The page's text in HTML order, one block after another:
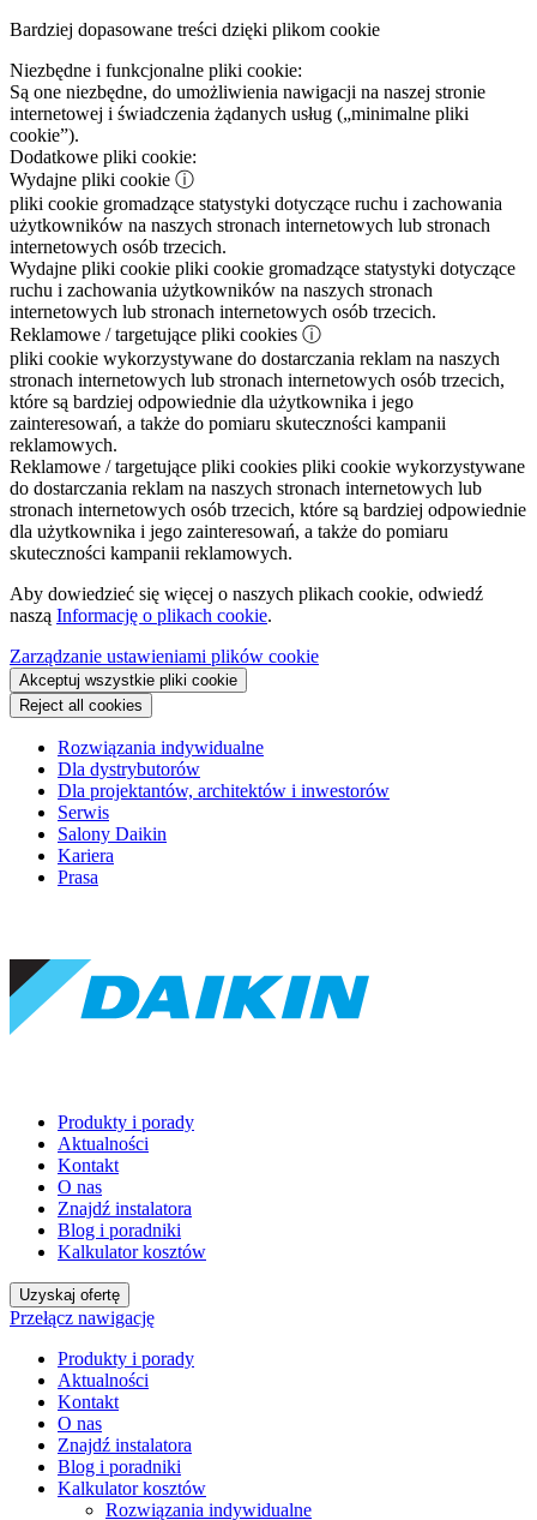
Bardziej dopasowane treści dzięki plikom cookie
Niezbędne i funkcjonalne pliki cookie:
Są one niezbędne, do umożliwienia nawigacji na naszej stronie
internetowej i świadczenia żądanych usług („minimalne pliki
cookie”).
Dodatkowe pliki cookie:
Wydajne pliki cookie ⓘ
pliki cookie gromadzące statystyki dotyczące ruchu i zachowania
użytkowników na naszych stronach internetowych lub stronach
internetowych osób trzecich.
Wydajne pliki cookie pliki cookie gromadzące statystyki dotyczące
ruchu i zachowania użytkowników na naszych stronach
internetowych lub stronach internetowych osób trzecich.
Reklamowe / targetujące pliki cookies ⓘ
pliki cookie wykorzystywane do dostarczania reklam na naszych
stronach internetowych lub stronach internetowych osób trzecich,
które są bardziej odpowiednie dla użytkownika i jego
zainteresowań, a także do pomiaru skuteczności kampanii
reklamowych.
Reklamowe / targetujące pliki cookies pliki cookie wykorzystywane
do dostarczania reklam na naszych stronach internetowych lub
stronach internetowych osób trzecich, które są bardziej odpowiednie
dla użytkownika i jego zainteresowań, a także do pomiaru
skuteczności kampanii reklamowych.
Aby dowiedzieć się więcej o naszych plikach cookie, odwiedź
naszą Informację o plikach cookie.
Zarządzanie ustawieniami plików cookie
Akceptuj wszystkie pliki cookie
Reject all cookies
Rozwiązania indywidualne
Dla dystrybutorów
Dla projektantów, architektów i inwestorów
Serwis
Salony Daikin
Kariera
Prasa
Produkty i porady
Aktualności
Kontakt
O nas
Znajdź instalatora
Blog i poradniki
Kalkulator kosztów
Uzyskaj ofertę
Przełącz nawigację
Produkty i porady
Aktualności
Kontakt
O nas
Znajdź instalatora
Blog i poradniki
Kalkulator kosztów
Rozwiązania indywidualne